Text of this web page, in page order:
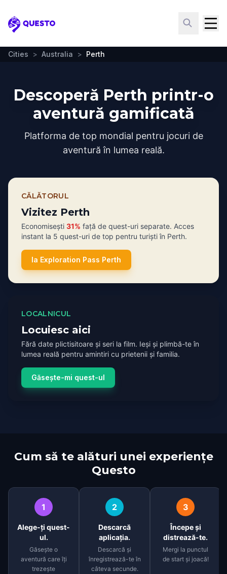
Questo
Cities > Australia > Perth
Descoperă Perth printr-o
aventură gamificată
Platforma de top mondial pentru jocuri de
aventură în lumea reală.
CĂLĂTORUL
Vizitez Perth
Economisești 31% față de quest-uri separate. Acces
instant la 5 quest-uri de top pentru turiști în Perth.
Ia Exploration Pass Perth
LOCALNICUL
Locuiesc aici
Fără date plictisitoare și seri la film. Ieși și plimbă-te în
lumea reală pentru amintiri cu prietenii și familia.
Găsește-mi quest-ul
Cum să te alături unei experiențe
Questo
1
Alege-ți quest-
ul.
Găsește o
aventură care îți
trezește
2
Descarcă
aplicația.
Descarcă și
înregistrează-te în
câteva secunde.
3
Începe și
distrează-te.
Mergi la punctul
de start și joacă!